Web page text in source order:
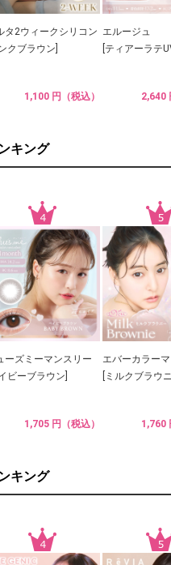
タ2ウィークシリコン
クブラウン]
1,100 円（税込）
エルージュ
[ティアーラテ
2,640
キング
ーズミーマンスリー
ビーブラウン]
1,705 円（税込）
エバーカラー
[ミルクブラウ
1,760
キング